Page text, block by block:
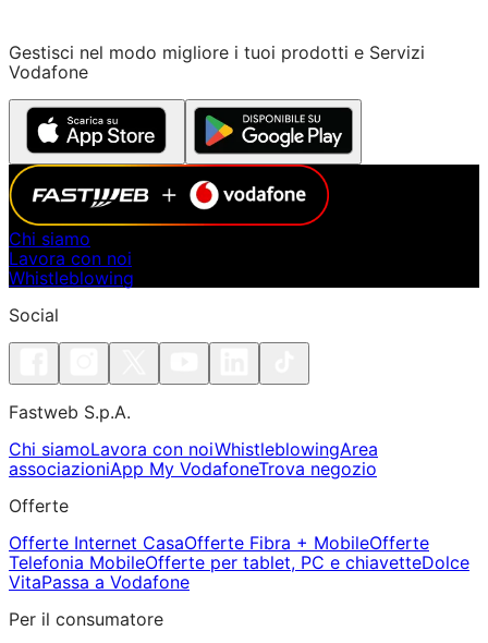
Gestisci nel modo migliore i tuoi prodotti e Servizi
Vodafone
Chi siamo
Lavora con noi
Whistleblowing
Social
Fastweb S.p.A.
Chi siamoLavora con noiWhistleblowingArea
associazioniApp My VodafoneTrova negozio
Offerte
Offerte Internet CasaOfferte Fibra + MobileOfferte
Telefonia MobileOfferte per tablet, PC e chiavetteDolce
VitaPassa a Vodafone
Per il consumatore